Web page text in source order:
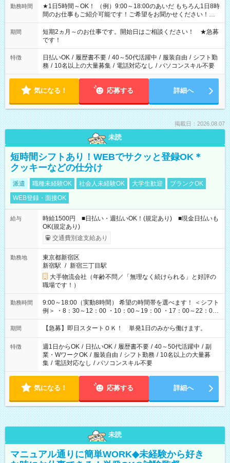
勤務時間
★1日5時間～OK！ （例）9:00～18:00のあいだ もちろん1日8時
間のお仕事もご紹介可能です！ご希望をお聞かせください！★
家庭の都合でお休みが必要な場合も遠慮なくご相談ください。
※週最低15時間以上の勤務が必要です
期間
短期2ヵ月～のお仕事です。開始日はご相談ください！ ★急募
です！
特徴 日払いOK / 履歴書不要 / 40～50代活躍中 / 服装自由 / シフト勤
務 / 10名以上の大量募集 / 電話対応なし / パソコンスキル不要
気になる！ 応募する 詳細へ
掲載日：2026.08.07
未読
短時間シフトあり！WEBでサクッと登録OK＊
クッキーなどの仕分け
派遣 職種未経験OK 社会人未経験OK 大学生歓迎
ブランクOK
WEB登録・面接OK
給与
時給1500円 ■日払い・週払いOK！(規定あり) ■現金日払いも
OK(規定あり)
交通費別途支給あり
勤務地
東京都新宿区
新宿駅 / 新宿三丁目駅
大手物流会社（年齢不問／「無理なく続けられる」と好評の
職場です！）
勤務時間
9:00～18:00（実動8時間） 希望の時間帯を選べます！ ＜シフト
例＞ ・8：30～12：00 ・10：00～19：00 ・17：00～22：00
・13：00～22：00 ・22：00～翌6：00 など
期間 【急募】即日スタートＯＫ！ 単発1日のみから働けます。
特徴 週1日からOK / 日払いOK / 履歴書不要 / 40～50代活躍中 / 副
業・WワークOK / 服装自由 / シフト勤務 / 10名以上の大量募
集 / 電話対応なし / パソコンスキル不要
気になる！ 応募する 詳細へ
未読
マニュアル通りに簡単WORK◆未経験から好き